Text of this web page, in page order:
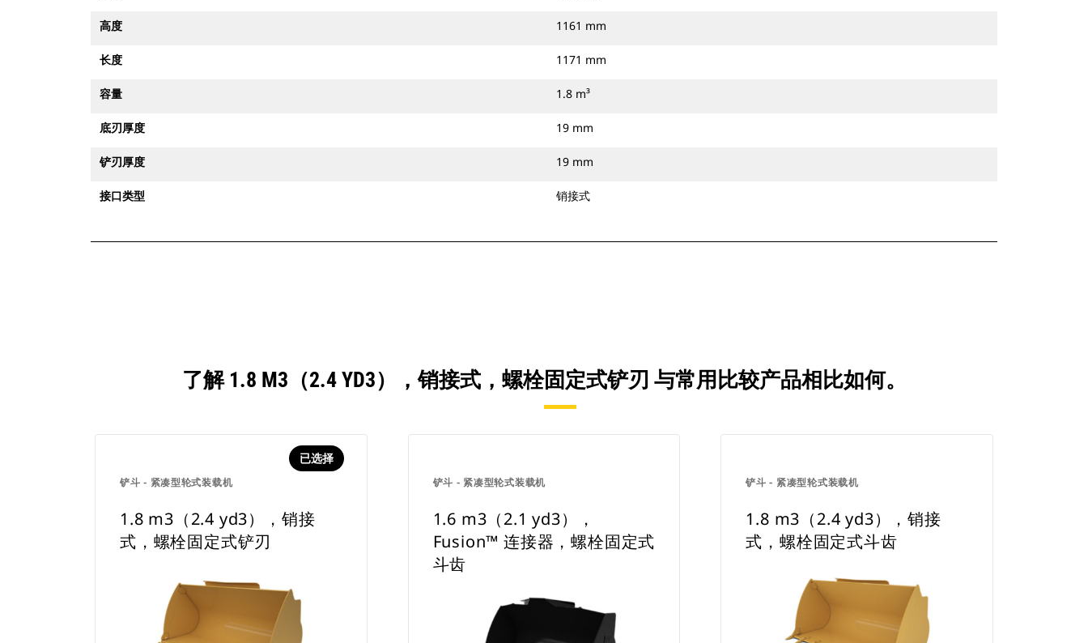
高度 1161 mm
长度 1171 mm
容量 1.8 m³
底刃厚度 19 mm
铲刃厚度 19 mm
接口类型 销接式
了解 1.8 M3（2.4 YD3），销接式，螺栓固定式铲刃 与常用比较产品相比如何。
铲斗 - 紧凑型轮式装载机
已选择
1.8 m3（2.4 yd3），销接
式，螺栓固定式铲刃
铲斗 - 紧凑型轮式装载机
1.6 m3（2.1 yd3），
Fusion™ 连接器，螺栓固定式
斗齿
铲斗 - 紧凑型轮式装载机
1.8 m3（2.4 yd3），销接
式，螺栓固定式斗齿